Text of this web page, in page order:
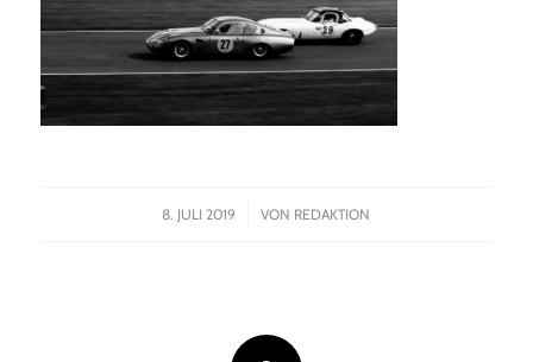
8. JULI 2019
/ VON REDAKTION